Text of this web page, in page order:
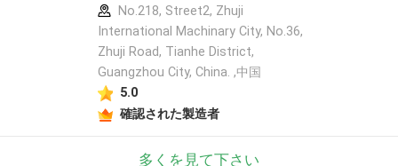
No.218, Street2, Zhuji
International Machinary City, No.36,
Zhuji Road, Tianhe District,
Guangzhou City, China. ,中国
5.0
確認された製造者
多くを見て下さい